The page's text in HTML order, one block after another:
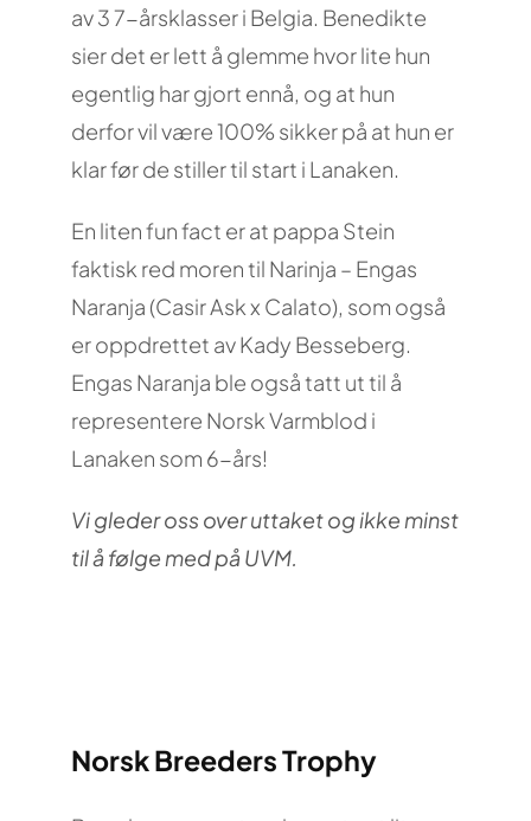
av 3 7-årsklasser i Belgia. Benedikte
sier det er lett å glemme hvor lite hun
egentlig har gjort ennå, og at hun
derfor vil være 100% sikker på at hun er
klar før de stiller til start i Lanaken.
En liten fun fact er at pappa Stein
faktisk red moren til Narinja – Engas
Naranja (Casir Ask x Calato), som også
er oppdrettet av Kady Besseberg.
Engas Naranja ble også tatt ut til å
representere Norsk Varmblod i
Lanaken som 6-års!
Vi gleder oss over uttaket og ikke minst
til å følge med på UVM.
Norsk Breeders Trophy